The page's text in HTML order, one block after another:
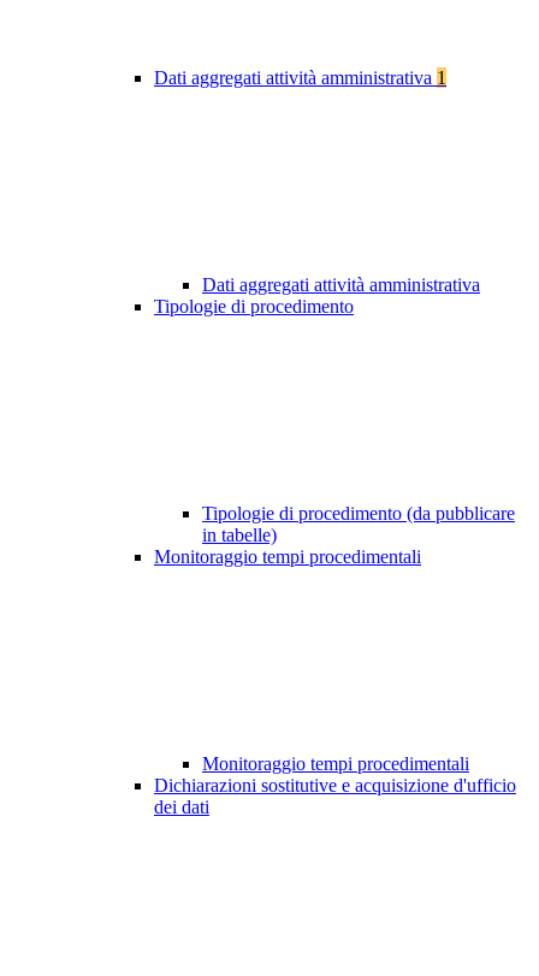
Dati aggregati attività amministrativa 1
Dati aggregati attività amministrativa
Tipologie di procedimento
Tipologie di procedimento (da pubblicare
in tabelle)
Monitoraggio tempi procedimentali
Monitoraggio tempi procedimentali
Dichiarazioni sostitutive e acquisizione d'ufficio
dei dati